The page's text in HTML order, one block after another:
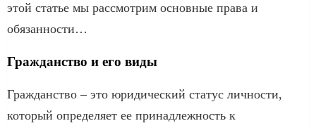
этой статье мы рассмотрим основные права и
обязанности…
Гражданство и его виды
Гражданство – это юридический статус личности,
который определяет ее принадлежность к